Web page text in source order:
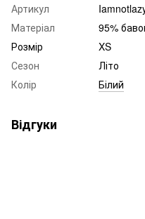
Артикул
Матеріал
95%
Розмір
XS
Сезон
Літо
Колір
Білий
Відгуки